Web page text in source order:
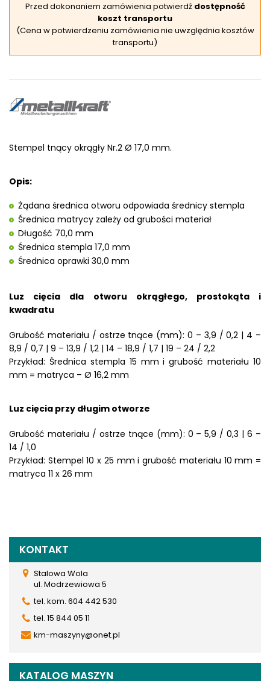
Przed dokonaniem zamówienia potwierdź dostępność
koszt transportu
(Cena w potwierdzeniu zamówienia nie uwzględnia kosztów
transportu)
Stempel tnący okrągły Nr.2 Ø 17,0 mm.
Opis:
Żądana średnica otworu odpowiada średnicy stempla
Średnica matrycy zależy od grubości materiał
Długość 70,0 mm
Średnica stempla 17,0 mm
Średnica oprawki 30,0 mm
Luz cięcia dla otworu okrągłego, prostokąta i
kwadratu
Grubość materiału / ostrze tnące (mm): 0 – 3,9 / 0,2 | 4 –
8,9 / 0,7 | 9 – 13,9 / 1,2 | 14 – 18,9 / 1,7 | 19 – 24 / 2,2
Przykład: Średnica stempla 15 mm i grubość materiału 10
mm = matryca – Ø 16,2 mm
Luz cięcia przy długim otworze
Grubość materiału / ostrze tnące (mm): 0 – 5,9 / 0,3 | 6 –
14 / 1,0
Przykład: Stempel 10 x 25 mm i grubość materiału 10 mm =
matryca 11 x 26 mm
KONTAKT
Stalowa Wola
ul. Modrzewiowa 5
tel. kom. 604 442 530
tel. 15 844 05 11
km-maszyny@onet.pl
KATALOG MASZYN